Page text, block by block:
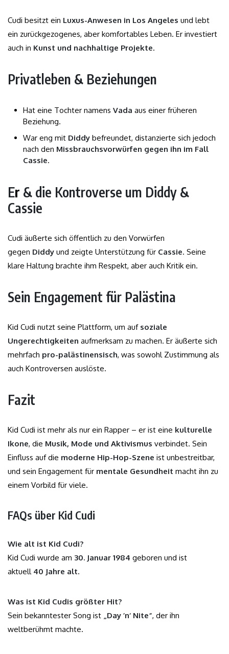
Cudi besitzt ein Luxus-Anwesen in Los Angeles und lebt
ein zurückgezogenes, aber komfortables Leben. Er investiert
auch in Kunst und nachhaltige Projekte.
Privatleben & Beziehungen
Hat eine Tochter namens Vada aus einer früheren
Beziehung.
War eng mit Diddy befreundet, distanzierte sich jedoch
nach den Missbrauchsvorwürfen gegen ihn im Fall
Cassie.
Er & die Kontroverse um Diddy &
Cassie
Cudi äußerte sich öffentlich zu den Vorwürfen
gegen Diddy und zeigte Unterstützung für Cassie. Seine
klare Haltung brachte ihm Respekt, aber auch Kritik ein.
Sein Engagement für Palästina
Kid Cudi nutzt seine Plattform, um auf soziale
Ungerechtigkeiten aufmerksam zu machen. Er äußerte sich
mehrfach pro-palästinensisch, was sowohl Zustimmung als
auch Kontroversen auslöste.
Fazit
Kid Cudi ist mehr als nur ein Rapper – er ist eine kulturelle
Ikone, die Musik, Mode und Aktivismus verbindet. Sein
Einfluss auf die moderne Hip-Hop-Szene ist unbestreitbar,
und sein Engagement für mentale Gesundheit macht ihn zu
einem Vorbild für viele.
FAQs über Kid Cudi
Wie alt ist Kid Cudi?
Kid Cudi wurde am 30. Januar 1984 geboren und ist
aktuell 40 Jahre alt.
Was ist Kid Cudis größter Hit?
Sein bekanntester Song ist „Day ’n‘ Nite“, der ihn
weltberühmt machte.